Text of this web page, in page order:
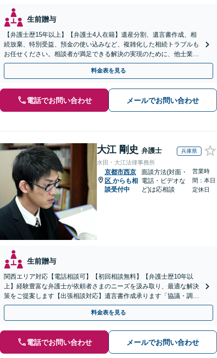
生前贈与
【弁護士歴15年以上】【弁護士4人在籍】遺産分割、遺言書作成、相
続放棄、特別受益、預金の使い込みなど、複雑化した相続トラブルも
お任せください。相談者が満足できる解決の実現のために、他士業と
連携し最善を尽くします【完全個室】
料金表を見る
電話でお問い合わせ メールでお問い合わせ
大江 剛史 弁護士 兵庫県
水田・大江法律事務所
京都市西京
区 からも相
談受付中
面談方法(対面・
電話・ビデオな
ど)は応相談
営業時
間：本日
定休日
生前贈与
関西エリア対応【電話相談可】【初回相談無料】【弁護士歴10年以
上】経験豊富な弁護士が依頼者さまのニーズを汲み取り、最適な解決
策をご提案します【出張相談対応】遺言書作成承ります「協議・調
停・審判どの段階でも相談OK」【分割・後払い利用可】
料金表を見る
電話でお問い合わせ メールでお問い合わせ